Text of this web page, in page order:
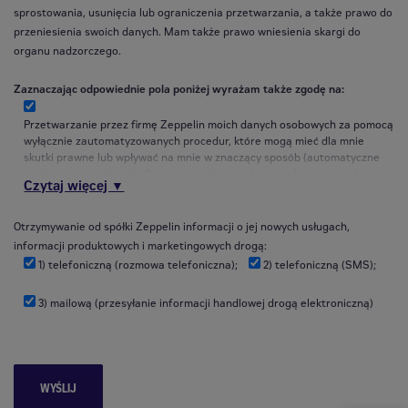
wysyłania wiadomości handlowych drogą elektroniczną.
sprostowania, usunięcia lub ograniczenia przetwarzania, a także prawo do
przeniesienia swoich danych. Mam także prawo wniesienia skargi do
organu nadzorczego.
Zaznaczając odpowiednie pola poniżej wyrażam także zgodę na:
Przetwarzanie przez firmę Zeppelin moich danych osobowych za pomocą
wyłącznie zautomatyzowanych procedur, które mogą mieć dla mnie
skutki prawne lub wpływać na mnie w znaczący sposób (automatyczne
przetwarzane automatycznie w taki sposób, że Zeppelin może
zainteresowań, zgodnie z ustalonymi działaniami biznesowymi. Jestem
świadomy, że w wyniku zautomatyzowanych decyzji, mogę otrzymywać
dodatkowe benefity i oferty. Nie wyrażenie przeze mnie zgody na
profilowanie nie ograniczy mnie w żaden sposób, w korzystaniu z
Zeppelin może nie zaoferować mi pewnych korzyści i benefitów.
Czytaj więcej ▼
Otrzymywanie od spółki Zeppelin informacji o jej nowych usługach,
informacji produktowych i marketingowych drogą:
1) telefoniczną (rozmowa telefoniczna);
2) telefoniczną (SMS);
3) mailową (przesyłanie informacji handlowej drogą elektroniczną)